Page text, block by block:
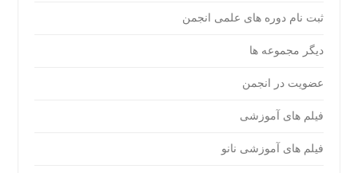
ثبت نام دوره های علمی انجمن
دیگر مجموعه ها
عضویت در انجمن
فیلم های آموزشی
فیلم های آموزشی نانو